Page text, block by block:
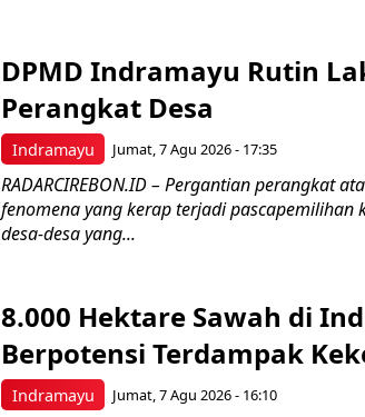
Indramayu
DPMD Indramayu Rutin
Perangkat Desa
Jumat, 7 Agu 2026 - 17:35
RADARCIREBON.ID – Pergantian perangkat
fenomena yang kerap terjadi pascapemilihan
desa-desa yang...
Indramayu
8.000 Hektare Sawah di
Berpotensi Terdampak
Jumat, 7 Agu 2026 - 16:10